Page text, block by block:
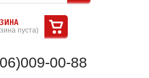
пуста)
00-88